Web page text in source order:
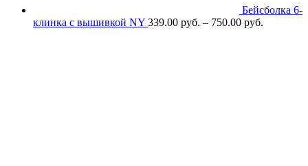
Бейсболка 6-
клинка с вышивкой NY 339.00 руб. – 750.00 руб.